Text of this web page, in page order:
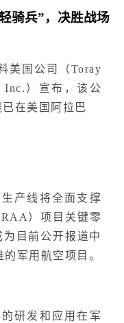
骑兵”，决胜战场
美国公司（Toray
Inc.）宣布，该公
在美国阿拉巴
产线将全面支撑
）项目关键零
目前公开报道中
军用航空项目。
研发和应用在军